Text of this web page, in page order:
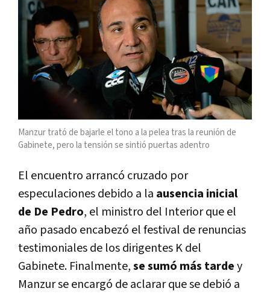
Manzur trató de bajarle el tono a la pelea tras la reunión de
Gabinete, pero la tensión se sintió puertas adentro
El encuentro arrancó cruzado por
especulaciones debido a la ausencia inicial
de De Pedro, el ministro del Interior que el
año pasado encabezó el festival de renuncias
testimoniales de los dirigentes K del
Gabinete. Finalmente,se sumó más tardey
Manzur se encargó de aclarar que se debió a